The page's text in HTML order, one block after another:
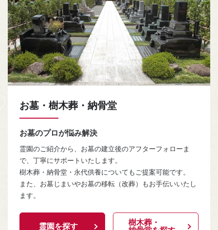
お墓・樹木葬・納骨堂
お墓のプロが悩み解決
霊園のご紹介から、お墓の建立後のアフターフォローま
で、丁寧にサポートいたします。
樹木葬・納骨堂・永代供養についてもご提案可能です。
また、お墓じまいやお墓の移転（改葬）もお手伝いいたし
ます。
霊園を探す 樹木葬・